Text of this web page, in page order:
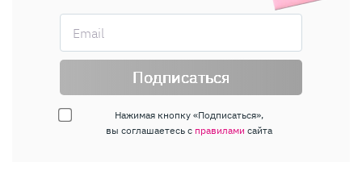
Подписаться
Нажимая кнопку «Подписаться»,
вы соглашаетесь с правилами сайта